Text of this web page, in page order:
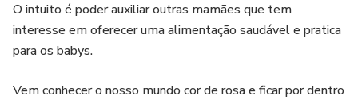
O intuito é poder auxiliar outras mamães que tem
interesse em oferecer uma alimentação saudável e pratica
para os babys.
Vem conhecer o nosso mundo cor de rosa e ficar por dentro